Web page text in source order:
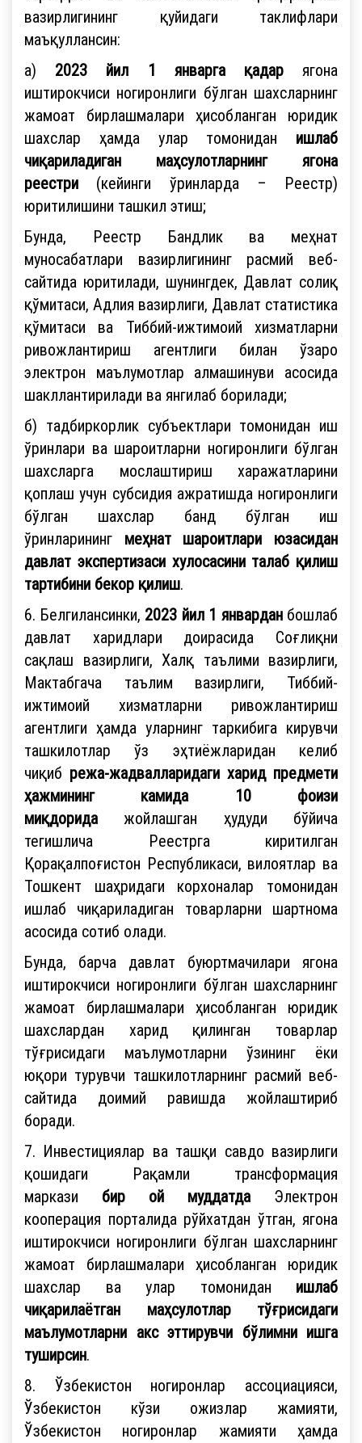
вазирлигининг қуйидаги таклифлари
маъқуллансин:
а) 2023 йил 1 январга қадарягона
иштирокчиси ногиронлиги бўлган шахсларнинг
жамоат бирлашмалари ҳисобланган юридик
шахслар ҳамда улар томонидан ишлаб
чиқариладиган маҳсулотларнинг ягона
реестри (кейинги ўринларда – Реестр)
юритилишини ташкил этиш;
Бунда, Реестр Бандлик ва меҳнат
муносабатлари вазирлигининг расмий веб-
сайтида юритилади, шунингдек, Давлат солиқ
қўмитаси, Адлия вазирлиги, Давлат статистика
қўмитаси ва Тиббий-ижтимоий хизматларни
ривожлантириш агентлиги билан ўзаро
электрон маълумотлар алмашинуви асосида
шакллантирилади ва янгилаб борилади;
б) тадбиркорлик субъектлари томонидан иш
ўринлари ва шароитларни ногиронлиги бўлган
шахсларга мослаштириш харажатларини
қоплаш учун субсидия ажратишда ногиронлиги
бўлган шахслар банд бўлган иш
ўринларининг меҳнат шароитлари юзасидан
давлат экспертизаси хулосасини талаб қилиш
тартибини бекор қилиш.
6. Белгилансинки, 2023 йил 1 январдан бошлаб
давлат харидлари доирасида Соғлиқни
сақлаш вазирлиги, Халқ таълими вазирлиги,
Мактабгача таълим вазирлиги, Тиббий-
ижтимоий хизматларни ривожлантириш
агентлиги ҳамда уларнинг таркибига кирувчи
ташкилотлар ўз эҳтиёжларидан келиб
чиқиб режа-жадвалларидаги харид предмети
ҳажмининг камида 10 фоизи
миқдоридажойлашган ҳудуди бўйича
тегишлича Реестрга киритилган
Қорақалпоғистон Республикаси, вилоятлар ва
Тошкент шаҳридаги корхоналар томонидан
ишлаб чиқариладиган товарларни шартнома
асосида сотиб олади.
Бунда, барча давлат буюртмачилари ягона
иштирокчиси ногиронлиги бўлган шахсларнинг
жамоат бирлашмалари ҳисобланган юридик
шахслардан харид қилинган товарлар
тўғрисидаги маълумотларни ўзининг ёки
юқори турувчи ташкилотларнинг расмий веб-
сайтида доимий равишда жойлаштириб
боради.
7. Инвестициялар ва ташқи савдо вазирлиги
қошидаги Рақамли трансформация
маркази бир ой муддатдаЭлектрон
кооперация порталида рўйхатдан ўтган, ягона
иштирокчиси ногиронлиги бўлган шахсларнинг
жамоат бирлашмалари ҳисобланган юридик
шахслар ва улар томонидан ишлаб
чиқарилаётган маҳсулотлар тўғрисидаги
маълумотларни акс эттирувчи бўлимни ишга
туширсин.
8. Ўзбекистон ногиронлар ассоциацияси,
Ўзбекистон кўзи ожизлар жамияти,
Ўзбекистон ногиронлар жамияти ҳамда